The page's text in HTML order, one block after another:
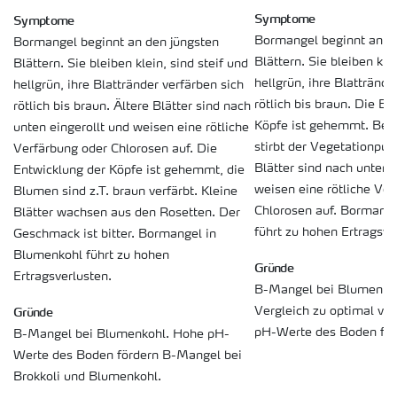
Symptome
Bormangel beginnt an den jüngsten
Blättern. Sie bleiben klein, sind steif und
hellgrün, ihre Blattränder verfärben sich
rötlich bis braun. Ältere Blätter sind nach
unten eingerollt und weisen eine rötliche
Verfärbung oder Chlorosen auf. Die
Entwicklung der Köpfe ist gehemmt, die
Blumen sind z.T. braun verfärbt. Kleine
Blätter wachsen aus den Rosetten. Der
Geschmack ist bitter. Bormangel in
Blumenkohl führt zu hohen
Ertragsverlusten.
Gründe
B-Mangel bei Blumenkohl. Hohe pH-
Werte des Boden fördern B-Mangel bei
Brokkoli und Blumenkohl.
Symptome
Bormangel beginnt an
Blättern. Sie bleiben
hellgrün, ihre
rötlich bis braun. Die
Köpfe ist gehemmt. Bei
stirbt der
Blätter sind nach unten
weisen eine rötliche
Chlorosen auf.
führt zu hohen
Gründe
B-Mangel bei
Vergleich zu optimal
pH-Werte des Boden